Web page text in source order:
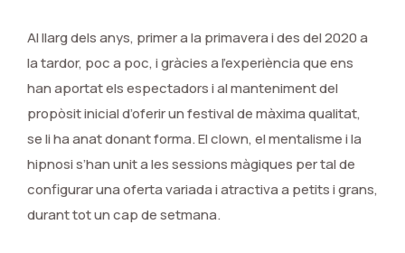
Al llarg dels anys, primer a la primavera i des del 2020 a
la tardor, poc a poc, i gràcies a l’experiència que ens
han aportat els espectadors i al manteniment del
propòsit inicial d’oferir un festival de màxima qualitat,
se li ha anat donant forma. El clown, el mentalisme i la
hipnosi s’han unit a les sessions màgiques per tal de
configurar una oferta variada i atractiva a petits i grans,
durant tot un cap de setmana.